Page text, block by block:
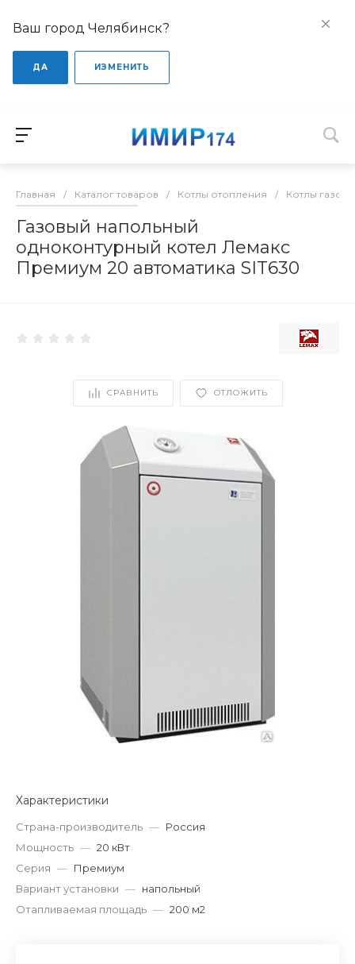
Ваш город Челябинск?
ДА ИЗМЕНИТЬ
Главная / Каталог товаров / Котлы отопления / Котлы
Газовый напольный
одноконтурный котел Лемакс
Премиум 20 автоматика SIT630
СРАВНИТЬ ОТЛОЖИТЬ
Характеристики
Страна-производитель — Россия
Мощность — 20 кВт
Серия — Премиум
Вариант установки — напольный
Отапливаемая площадь — 200 м2